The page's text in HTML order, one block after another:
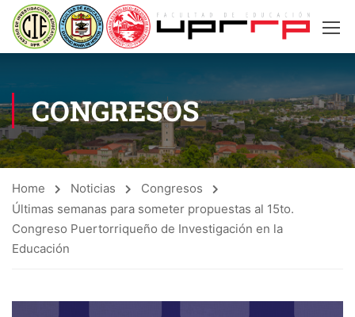
CONGRESOS
Home Noticias
Congresos
Últimas semanas para someter propuestas al 15to.
Congreso Puertorriqueño de Investigación en la
Educación